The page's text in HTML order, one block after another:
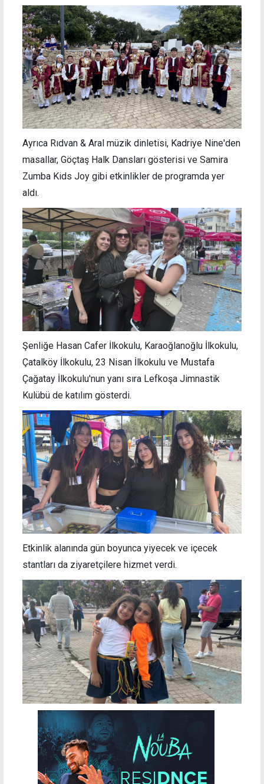
Ayrıca Rıdvan & Aral müzik dinletisi, Kadriye Nine'den
masallar, Göçtaş Halk Dansları gösterisi ve Samira
Zumba Kids Joy gibi etkinlikler de programda yer
aldı.
Şenliğe Hasan Cafer İlkokulu, Karaoğlanoğlu İlkokulu,
Çatalköy İlkokulu, 23 Nisan İlkokulu ve Mustafa
Çağatay İlkokulu'nun yanı sıra Lefkoşa Jimnastik
Kulübü de katılım gösterdi.
Etkinlik alanında gün boyunca yiyecek ve içecek
stantları da ziyaretçilere hizmet verdi.